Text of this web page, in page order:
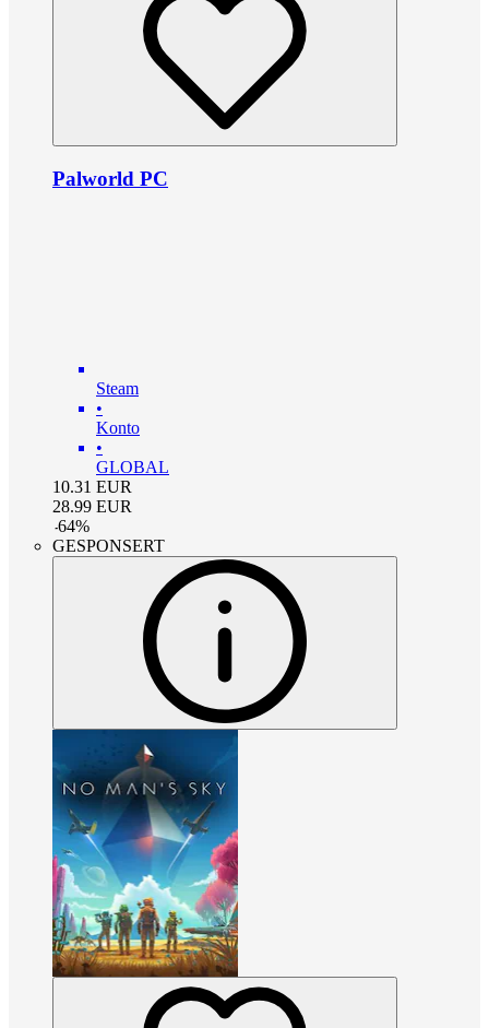
Palworld PC
Steam
•
Konto
•
GLOBAL
10.31 EUR
28.99 EUR
-64%
GESPONSERT